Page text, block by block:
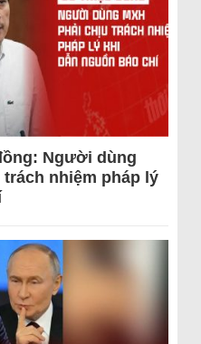
Người dùng
nhiệm pháp lý